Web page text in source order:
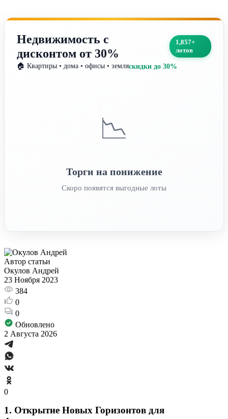
Недвижимость с
дисконтом от 30%
1,857+
лотов
🏠 Квартиры • дома • офисы • земляскидки до 30%
📉
Торги на понижение
Скоро появятся выгодные лоты
Автор статьи
Окулов Андрей
23 Ноября 2023
384
0
0
Обновлено
2 Августа 2026
0
1. Открытие Новых Горизонтов для